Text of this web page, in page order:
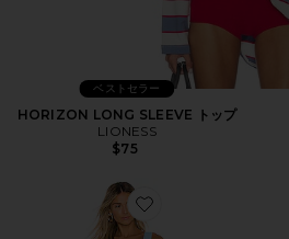
ベストセラー
HORIZON LONG SLEEVE トップ
LIONESS
$75
Favorite ACE ミニドレス